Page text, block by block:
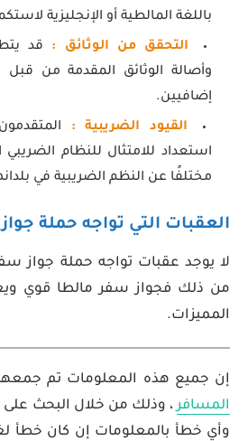
باللغة المالطية أو الإنجليزية
التحقق من الوثائق :
قد
وأصالة الوثائق المقدمة من قبل
إضافيين.
القيود الضريبية :
استعداد للامتثال للنظام
مختلفًا عن النظم الضريبية في
العقبات التي تواجه حملة
لا يوجد عقبات تواجه حملة جواز
من ذلك فجواز سفر مالطا قوي
المميزات.
إن جميع هذه المعلومات تم
المسافر، وذلك من خلال البحث على
وأي خطأ بالمعلومات إن كان خطأ